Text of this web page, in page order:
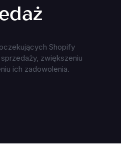
Shopify
zwiększeniu
ich zadowolenia.